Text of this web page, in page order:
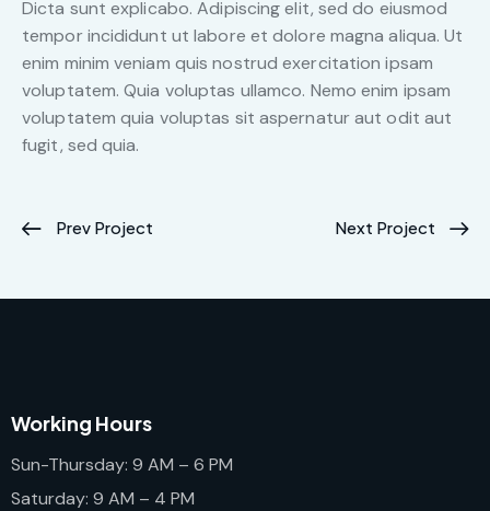
Dicta sunt explicabo. Adipiscing elit, sed do eiusmod
tempor incididunt ut labore et dolore magna aliqua. Ut
enim minim veniam quis nostrud exercitation ipsam
voluptatem. Quia voluptas ullamco. Nemo enim ipsam
voluptatem quia voluptas sit aspernatur aut odit aut
fugit, sed quia.
Prev Project Next Project
Working Hours
Sun-Thursday: 9 AM – 6 PM
Saturday: 9 AM – 4 PM